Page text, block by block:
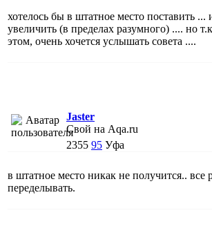
хотелось бы в штатное место поставить
увеличить (в пределах разумного) .... но
этом, очень хочется услышать совета ....
Jaster
Свой на Aqa.ru
2355 95 Уфа
в штатное место никак не получится.. все
переделывать.